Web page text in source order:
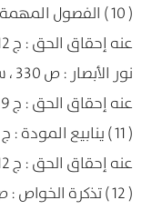
( 10 ) الفصول المهمة : ص 276 ، س 5 .
عنه إحقاق الحق : ج 12 ، ص 416 .
نور الأبصار : ص 330 ، س 23 .
عنه إحقاق الحق : ج 19 ، ص 598 .
( 11 ) ينابيع المودة : ج 3 ، ص 169 ، س 6 .
عنه إحقاق الحق : ج 12 ، ص 417 ، س 14 .
( 12 ) تذكرة الخواص : ص 321 ، س 22 .